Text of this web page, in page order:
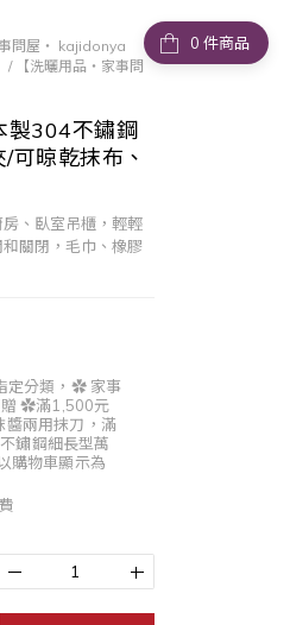
件商品
事問屋・ kajidonya
/
【洗曬用品・家事問
製304不鏽鋼
可晾乾抹布、
、臥室吊櫃，輕輕
關閉，毛巾、橡膠
定分類，✿ 家事
贈 ✿滿1,500元
醬兩用抹刀，滿
鏽鋼細長型萬
購物車顯示為